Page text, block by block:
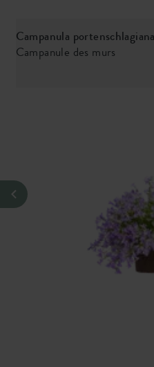
Campanula portenschlagiana
Campanule des murs